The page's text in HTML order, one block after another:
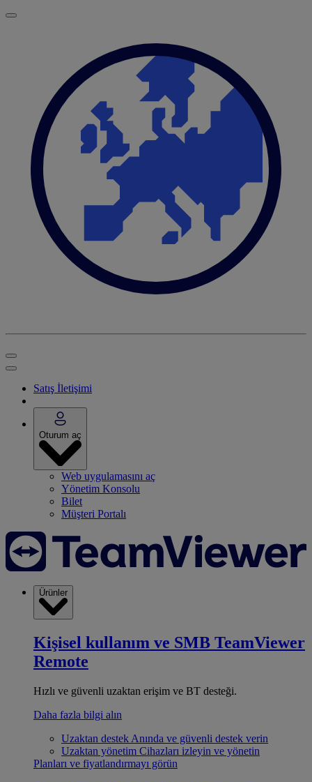
Satış İletişimi
Oturum aç
Web uygulamasını aç
Yönetim Konsolu
Bilet
Müşteri Portalı
Ürünler
Kişisel kullanım ve SMB TeamViewer
Remote
Hızlı ve güvenli uzaktan erişim ve BT desteği.
Daha fazla bilgi alın
Uzaktan destek Anında ve güvenli destek verin
Uzaktan yönetim Cihazları izleyin ve yönetin
Planları ve fiyatlandırmayı görün